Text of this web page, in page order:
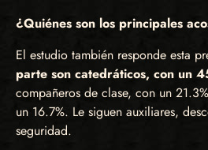
¿Quiénes son los principales
El estudio también responde esta
parte son catedráticos, con un
compañeros de clase, con un
un 16.7%. Le siguen auxiliares,
seguridad.